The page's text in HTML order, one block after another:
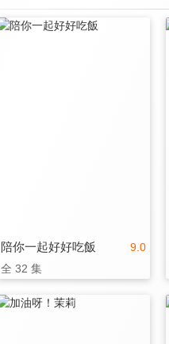
9.0
陪你一起好好吃飯
全 32 集